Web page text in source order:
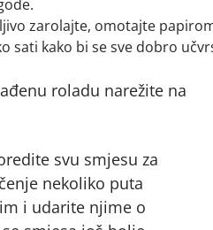
zarolajte, omotajte
sati kako bi se sve dobro
roladu narežite na
svu smjesu za
nekoliko puta
i udarite njime o